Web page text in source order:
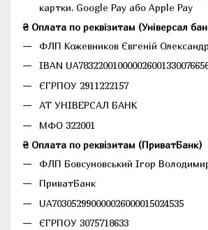
картки, Google Pay або Apple Pay
₴ Оплата по реквізитам (Універсал
ФЛП Кожевников Євгеній
IBAN
ЄГРПОУ 2911222157
АТ УНІВЕРСАЛ БАНК
МФО 322001
₴ Оплата по реквізитам (ПриватБанк)
ФЛП Бовсуновський Ігор
ПриватБанк
UA703052990000026000015024535
ЄГРПОУ 3075718633